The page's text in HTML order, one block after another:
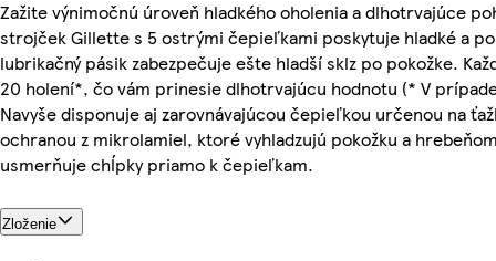
Zažite výnimočnú úroveň hladkého oholenia a dlhotrvajúce
strojček Gillette s 5 ostrými čepieľkami poskytuje hladké a
lubrikačný pásik zabezpečuje ešte hladší sklz po pokožke.
20 holení*, čo vám prinesie dlhotrvajúcu hodnotu (* V
Navyše disponuje aj zarovnávajúcou čepieľkou určenou na
ochranou z mikrolamiel, ktoré vyhladzujú pokožku a
usmerňuje chĺpky priamo k čepieľkam.
Zloženie